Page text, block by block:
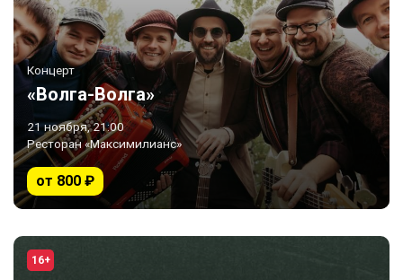
Концерт
«Волга-Волга»
21 ноября, 21:00
Ресторан «Максимилианс»
от 800 ₽
16+